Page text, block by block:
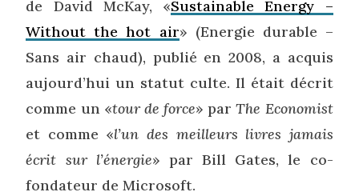
de David McKay, «Sustainable Energy –
Without the hot air» (Energie durable –
Sans air chaud), publié en 2008, a acquis
aujourd’hui un statut culte. Il était décrit
comme un «tour de force» parThe Economist
et comme «l’un des meilleurs livres jamais
écrit sur l’énergie» par Bill Gates, le co-
fondateur de Microsoft.